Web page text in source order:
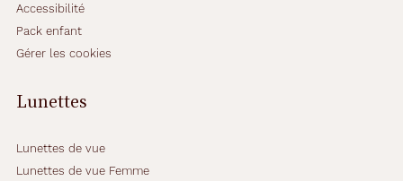
Accessibilité
Pack enfant
Gérer les cookies
Lunettes
Lunettes de vue
Lunettes de vue Femme